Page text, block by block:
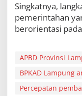
Singkatnya,
pemerintahan
berorientasi
APBD Provinsi
BPKAD Lampung
Percepatan